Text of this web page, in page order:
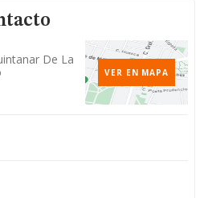
De La
VER EN MAPA